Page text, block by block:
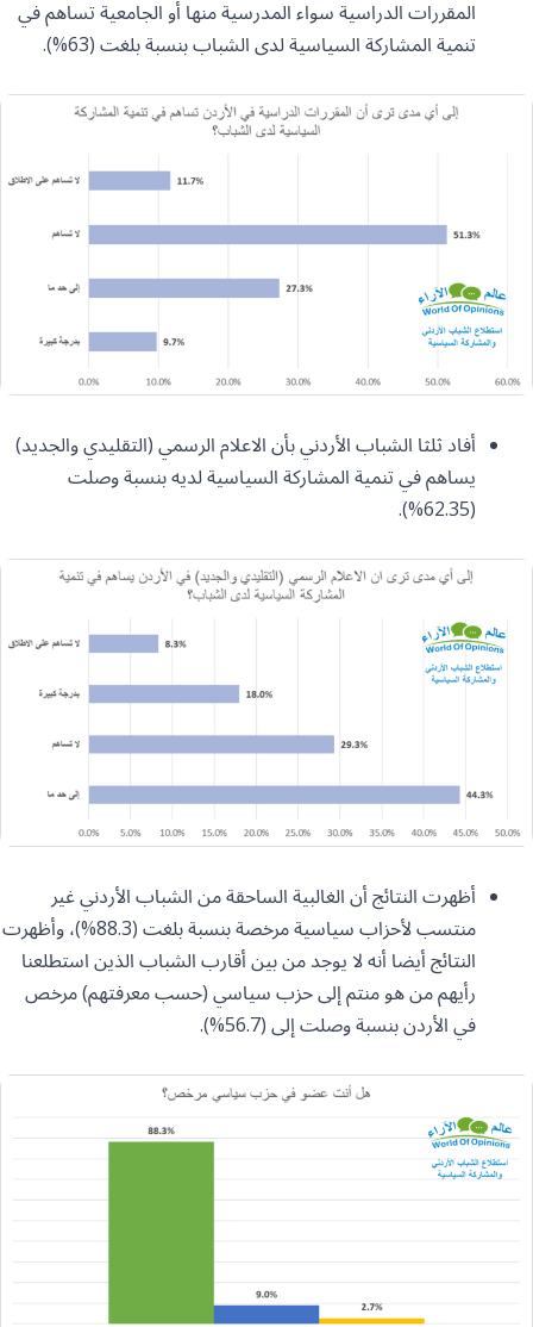
المقررات الدراسية سواء المدرسية منها أو الجامعية تساهم في
تنمية المشاركة السياسية لدى الشباب بنسبة بلغت (63%).
أفاد ثلثا الشباب الأردني بأن الاعلام الرسمي (التقليدي والجديد)
يساهم في تنمية المشاركة السياسية لديه بنسبة وصلت
(62.35%).
أظهرت النتائج أن الغالبية الساحقة من الشباب الأردني غير
منتسب لأحزاب سياسية مرخصة بنسبة بلغت (88.3%)، وأظهرت
النتائج أيضا أنه لا يوجد من بين أقارب الشباب الذين استطلعنا
رأيهم من هو منتم إلى حزب سياسي (حسب معرفتهم) مرخص
في الأردن بنسبة وصلت إلى (56.7%).